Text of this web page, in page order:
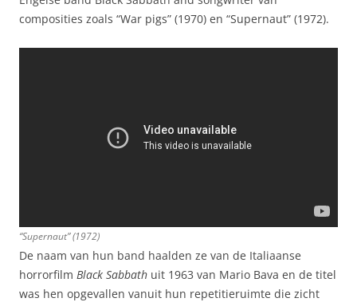
composities zoals “War pigs” (1970) en “Supernaut” (1972).
“Supernaut” (1972)
De naam van hun band haalden ze van de Italiaanse
horrorfilm Black Sabbath uit 1963 van Mario Bava en de titel
was hen opgevallen vanuit hun repetitieruimte die zicht